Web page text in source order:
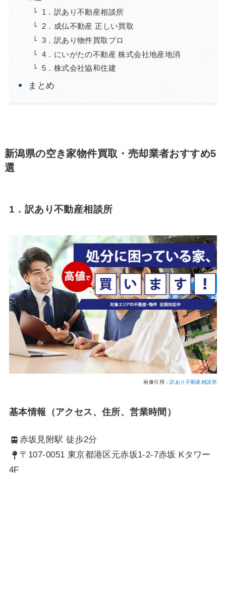
1．訳あり不動産相談所
2．成仏不動産 正しい買取
3．訳あり物件買取プロ
4．にいがたの不動産 株式会社地産地消
5．株式会社協和住建
まとめ
新潟県の空き家物件買取・売却業者おすすめ5
選
1．訳あり不動産相談所
画像引用：訳あり不動産相談所
基本情報（アクセス、住所、営業時間）
赤坂見附駅 徒歩2分
〒107-0051 東京都港区元赤坂1-2-7赤坂 Kタワー
4F